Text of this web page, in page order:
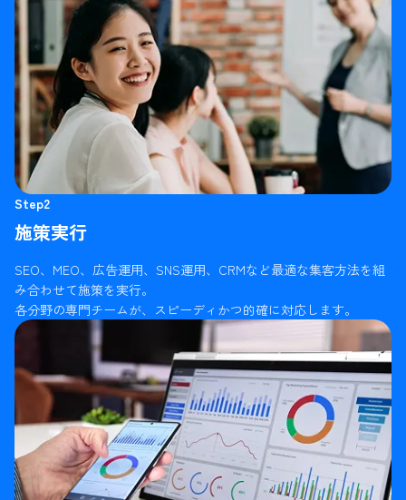
Step2
施策実行
SEO、MEO、広告運用、SNS運用、CRMなど最適な集客方法を組
み合わせて施策を実行。
各分野の専門チームが、スピーディかつ的確に対応します。